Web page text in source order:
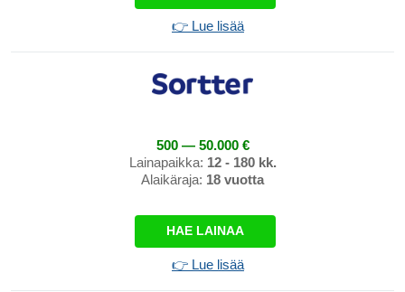
👉 Lue lisää
500 — 50.000 €
Lainapaikka: 12 - 180 kk.
Alaikäraja: 18 vuotta
HAE LAINAA
👉 Lue lisää